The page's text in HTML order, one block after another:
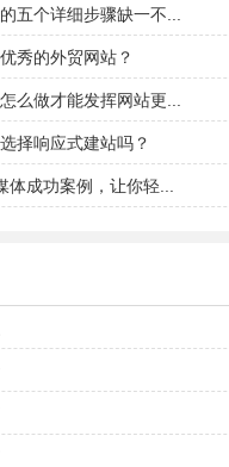
五个详细步骤缺一不...
秀的外贸网站？
么做才能发挥网站更...
择响应式建站吗？
体成功案例，让你轻...